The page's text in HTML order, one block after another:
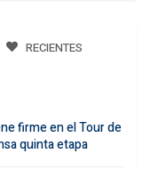
RECIENTES
firme en el Tour de
quinta etapa